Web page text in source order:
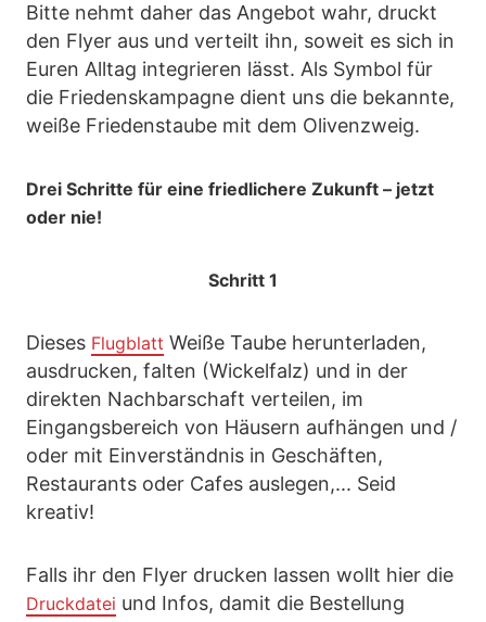
Bitte nehmt daher das Angebot wahr, druckt
den Flyer aus und verteilt ihn, soweit es sich in
Euren Alltag integrieren lässt. Als Symbol für
die Friedenskampagne dient uns die bekannte,
weiße Friedenstaube mit dem Olivenzweig.
Drei Schritte für eine friedlichere Zukunft – jetzt
oder nie!
Schritt 1
Dieses Flugblatt Weiße Taube herunterladen,
ausdrucken, falten (Wickelfalz) und in der
direkten Nachbarschaft verteilen, im
Eingangsbereich von Häusern aufhängen und /
oder mit Einverständnis in Geschäften,
Restaurants oder Cafes auslegen,... Seid
kreativ!
Falls ihr den Flyer drucken lassen wollt hier die
Druckdatei und Infos, damit die Bestellung